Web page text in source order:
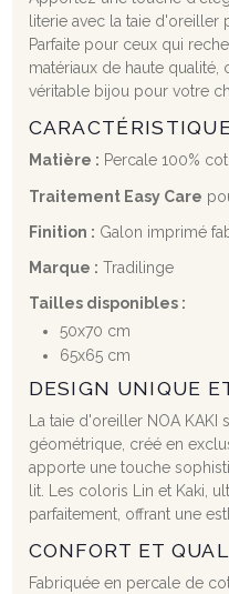
literie avec la taie d'oreiller
Parfaite pour ceux qui
matériaux de haute qualité,
véritable bijou pour votre
Matière : Percale 100%
Traitement Easy Care
Finition : Galon imprimé
Marque : Tradilinge
Tailles disponibles :
50x70 cm
65x65 cm
DESIGN UNIQUE
La taie d'oreiller NOA
géométrique, créé en
apporte une touche
lit. Les coloris Lin et Kaki,
parfaitement, offrant une
CONFORT ET
Fabriquée en percale de